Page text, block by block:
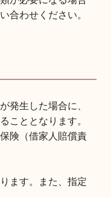
合わせください。
発生した場合に、
こととなります。
険（借家人賠償責
ます。また、指定